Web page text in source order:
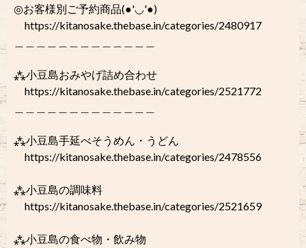
◎お客様別ご予約商品(●'◡'●)
https://kitanosake.thebase.in/categories/2480917
⁂小豆島おみやげ詰め合わせ
https://kitanosake.thebase.in/categories/2521772
⁂小豆島手延べそうめん・うどん
https://kitanosake.thebase.in/categories/2478556
⁂小豆島の調味料
https://kitanosake.thebase.in/categories/2521659
⁂小豆島の食べ物・飲み物